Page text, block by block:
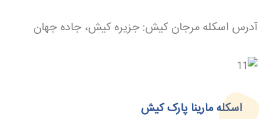
آدرس اسکله مرجان کیش: جزیره کیش، جاده جهان
اسکله مارینا پارک کیش